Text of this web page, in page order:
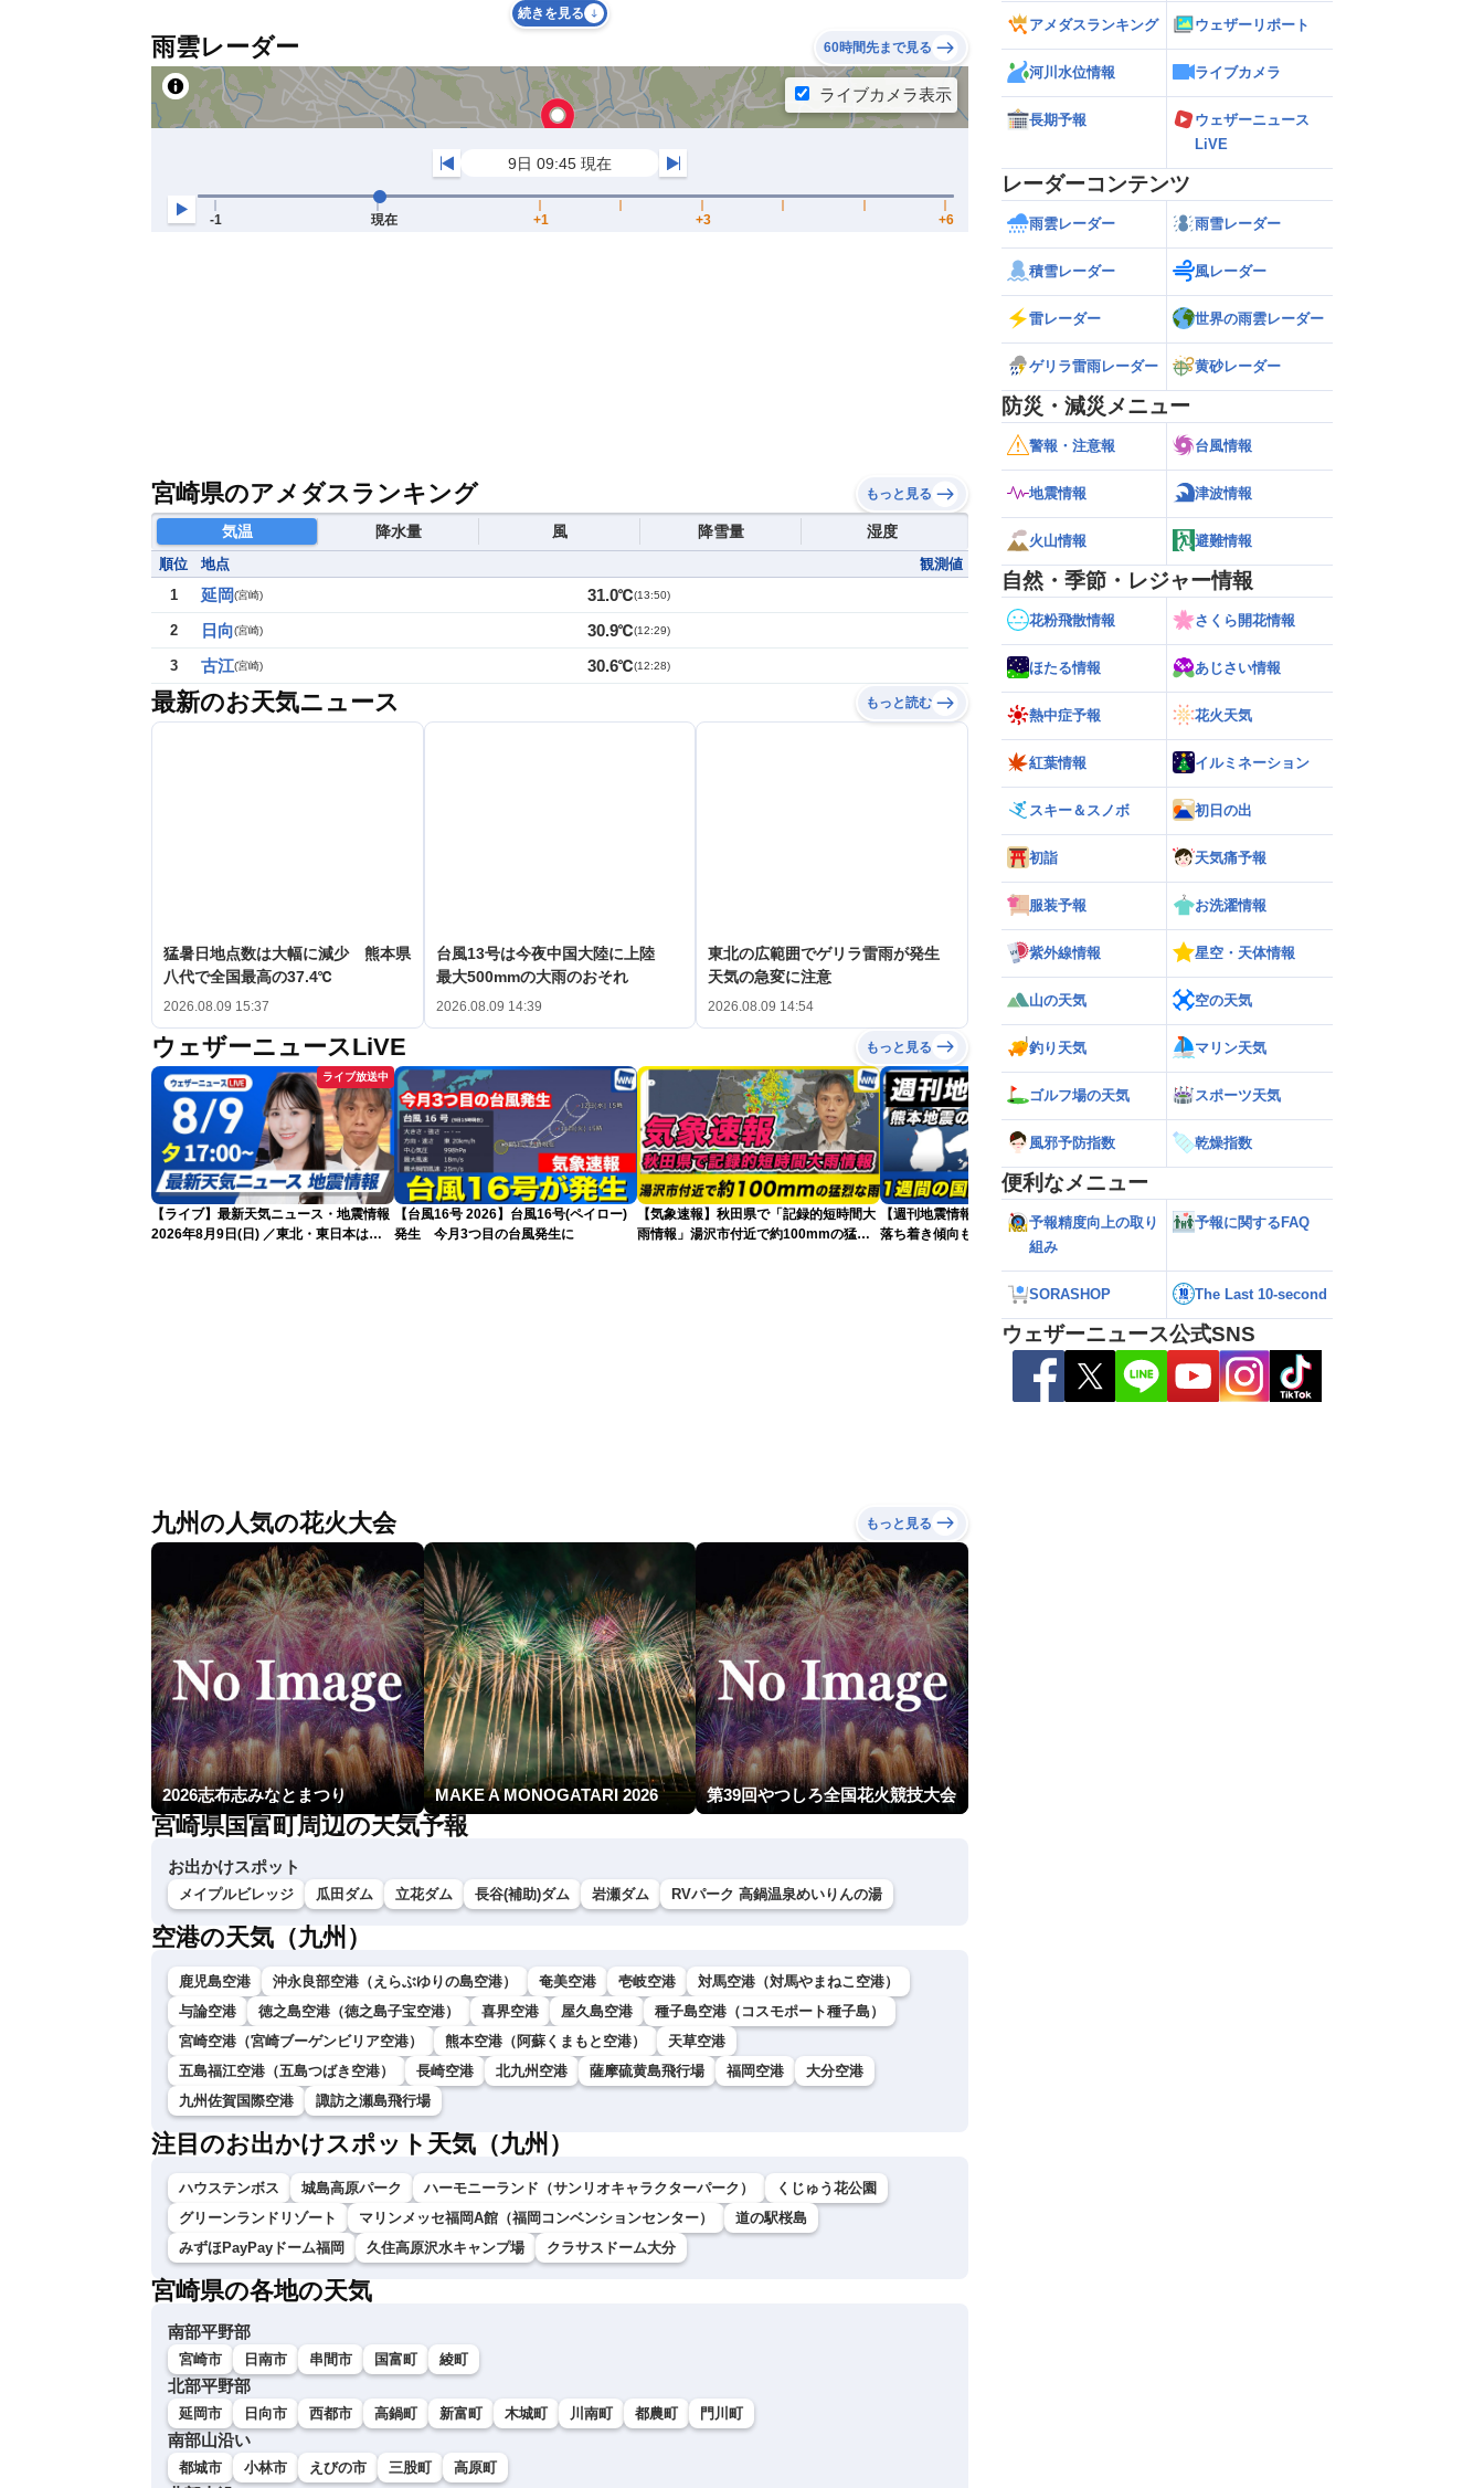
続きを見る
雨雲レーダー 60時間先まで見る
宮崎県のアメダスランキング もっと見る
気温 降水量 風 降雪量 湿度
順位 地点
観測値
1
延岡(宮崎) 31.0℃(13:50)
2 日向(宮崎) 30.9℃(12:29)
3 古江(宮崎) 30.6℃(12:28)
最新のお天気ニュース もっと読む
猛暑日地点数は大幅に減少 熊本県
八代で全国最高の37.4℃
2026.08.09 15:37
台風13号は今夜中国大陸に上陸
最大500mmの大雨のおそれ
2026.08.09 14:39
東北の広範囲でゲリラ雷雨が発生
天気の急変に注意
2026.08.09 14:54
ウェザーニュースLiVE もっと見る
ライブ放送中
【ライブ】最新天気ニュース・地震情報
2026年8月9日(日) ／東北・東日本は急
【台風16号 2026】台風16号(ペイロー)
発生 今月3つ目の台風発生に
【気象速報】秋田県で「記録的短時間大
雨情報」湯沢市付近で約100mmの猛烈
【週刊地震情報】熊本地震の余震活動は
落ち着き傾向も…依然として震度5弱警
【熱帯低気圧情報 2026】台風16号発生
か／新たな台風発生予想 今後の進路と日
九州の人気の花火大会 もっと見る
2026志布志みなとまつり MAKE A MONOGATARI 2026 第39回やつしろ全国花火競技大会
宮崎県国富町周辺の天気予報
お出かけスポット
メイプルビレッジ 瓜田ダム 立花ダム 長谷(補助)ダム 岩瀬ダム RVパーク 高鍋温泉めいりんの湯
空港の天気（九州）
鹿児島空港 沖永良部空港（えらぶゆりの島空港） 奄美空港 壱岐空港
対馬空港（対馬やまねこ空港）
与論空港
徳之島空港（徳之島子宝空港） 喜界空港 屋久島空港
種子島空港（コスモポート種子島）
宮崎空港（宮崎ブーゲンビリア空港）
熊本空港（阿蘇くまもと空港）
天草空港
五島福江空港（五島つばき空港）
長崎空港 北九州空港 薩摩硫黄島飛行場 福岡空港
大分空港
九州佐賀国際空港
諏訪之瀬島飛行場
注目のお出かけスポット天気（九州）
ハウステンボス 城島高原パーク ハーモニーランド（サンリオキャラクターパーク）
くじゅう花公園
グリーンランドリゾート
マリンメッセ福岡A館（福岡コンベンションセンター）
道の駅桜島
みずほPayPayドーム福岡
久住高原沢水キャンプ場 クラサスドーム大分
宮崎県の各地の天気
南部平野部
宮崎市 日南市 串間市 国富町 綾町
北部平野部
延岡市 日向市 西都市 高鍋町 新富町 木城町 川南町 都農町 門川町
南部山沿い
都城市 小林市 えびの市 三股町 高原町
アメダスランキング ウェザーリポート
河川水位情報 ライブカメラ
長期予報
ウェザーニュース
LiVE
レーダーコンテンツ
雨雲レーダー 雨雪レーダー
積雪レーダー 風レーダー
雷レーダー 世界の雨雲レーダー
ゲリラ雷雨レーダー 黄砂レーダー
防災・減災メニュー
警報・注意報 台風情報
地震情報 津波情報
火山情報 避難情報
自然・季節・レジャー情報
花粉飛散情報 さくら開花情報
ほたる情報 あじさい情報
熱中症予報 花火天気
紅葉情報 イルミネーション
スキー＆スノボ 初日の出
初詣 天気痛予報
服装予報 お洗濯情報
紫外線情報 星空・天体情報
山の天気 空の天気
釣り天気 マリン天気
ゴルフ場の天気 スポーツ天気
風邪予防指数 乾燥指数
便利なメニュー
予報精度向上の取り
組み
予報に関するFAQ
SORASHOP The Last 10-second
ウェザーニュース公式SNS